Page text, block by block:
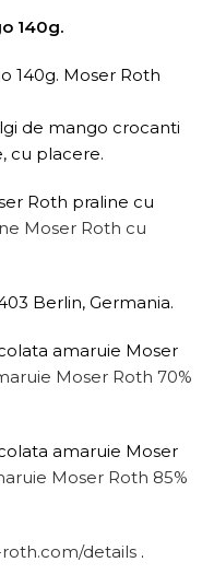
140g.
140g. Moser Roth
de mango crocanti
cu placere.
Roth praline cu
Moser Roth cu
Berlin, Germania.
amaruie Moser
Moser Roth 70%
amaruie Moser
Moser Roth 85%
details .